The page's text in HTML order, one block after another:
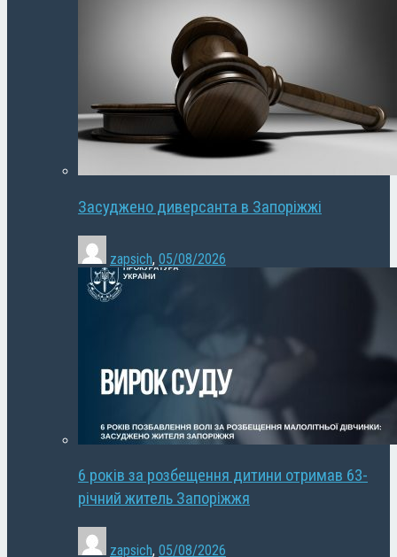
Засуджено диверсанта в Запоріжжі
zapsich, 05/08/2026
6 років за розбещення дитини отримав 63-
річний житель Запоріжжя
zapsich, 05/08/2026